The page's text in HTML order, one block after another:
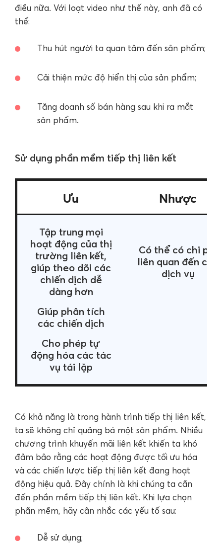
điều nữa. Với loạt video như thế này, anh đã có
thể:
Thu hút người ta quan tâm đến sản phẩm;
Cải thiện mức độ hiển thị của sản phẩm;
Tăng doanh số bán hàng sau khi ra mắt
sản phẩm.
Sử dụng phần mềm tiếp thị liên kết
Ưu Nhược
Tập trung mọi
hoạt động của thị
trường liên kết,
giúp theo dõi các
chiến dịch dễ
dàng hơn
Có thể có chi phí
liên quan đến các
dịch vụ
Giúp phân tích
các chiến dịch
Cho phép tự
động hóa các tác
vụ tái lặp
Có khả năng là trong hành trình tiếp thị liên kết,
ta sẽ không chỉ quảng bá một sản phẩm. Nhiều
chương trình khuyến mãi liên kết khiến ta khó
đảm bảo rằng các hoạt động được tối ưu hóa
và các chiến lược tiếp thị liên kết đang hoạt
động hiệu quả. Đây chính là khi chúng ta cần
đến phần mềm tiếp thị liên kết. Khi lựa chọn
phần mềm, hãy cân nhắc các yếu tố sau:
Dễ sử dụng;